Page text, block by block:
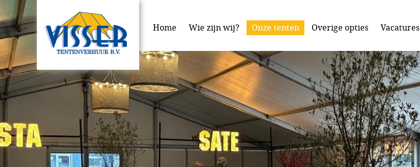
Home Wie zijn wij? Onze tenten Overige opties Vacatures